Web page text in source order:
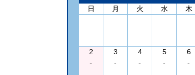
日
月 火 水 木
2
-
3
-
4
-
5
-
6
-